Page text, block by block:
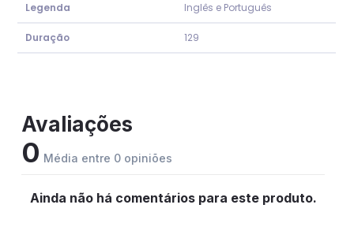
Legenda Inglês e Português
Duração 129
Avaliações
0 Média entre 0 opiniões
Ainda não há comentários para este produto.